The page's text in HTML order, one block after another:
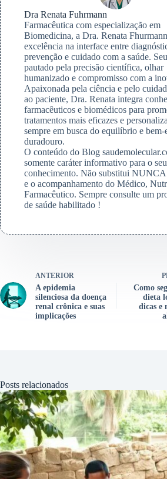
Dra Renata Fuhrmann
Farmacêutica com especialização em
Biomedicina, a Dra. Renata
excelência na interface entre
prevenção e cuidado com a saúde.
pautado pela precisão científica, olhar
humanizado e compromisso com a
Apaixonada pela ciência e pelo
ao paciente, Dra. Renata integra
farmacêuticos e biomédicos para
tratamentos mais eficazes e
sempre em busca do equilíbrio e bem-
duradouro.
O conteúdo do Blog
somente caráter informativo para o seu
conhecimento. Não substitui NUNCA
e o acompanhamento do Médico,
Farmacêutico. Sempre consulte um
de saúde habilitado !
ANTERIOR
A epidemia
silenciosa da doença
renal crônica e suas
implicações
Como
dieta
dicas e
Posts relacionados